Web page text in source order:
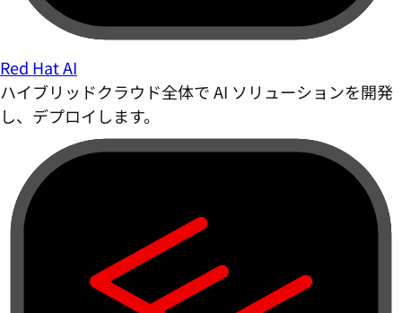
Red Hat AI
ハイブリッドクラウド全体で AI ソリューションを開発
し、デプロイします。